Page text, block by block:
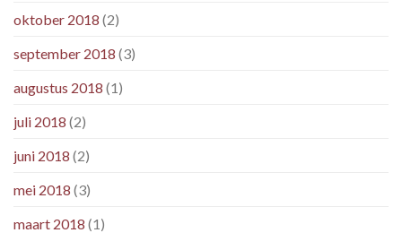
oktober 2018 (2)
september 2018 (3)
augustus 2018 (1)
juli 2018 (2)
juni 2018 (2)
mei 2018 (3)
maart 2018 (1)